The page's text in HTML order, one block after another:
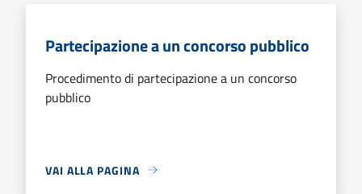
Partecipazione a un concorso pubblico
Procedimento di partecipazione a un concorso
pubblico
VAI ALLA PAGINA